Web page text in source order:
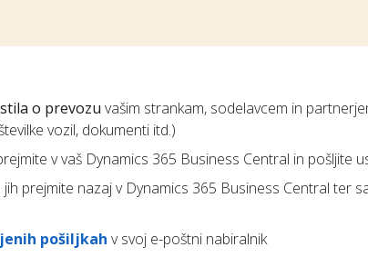
o prevozu vašim strankam, sodelavcem in
vozil, dokumenti itd.)
v vaš Dynamics 365 Business Central in pošljite
jih prejmite nazaj v Dynamics 365 Business Central ter
pošiljkah v svoj e-poštni nabiralnik